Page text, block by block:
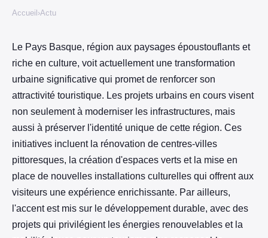
Accueil ›Actu
Le Pays Basque, région aux paysages époustouflants et
riche en culture, voit actuellement une transformation
urbaine significative qui promet de renforcer son
attractivité touristique. Les projets urbains en cours visent
non seulement à moderniser les infrastructures, mais
aussi à préserver l'identité unique de cette région. Ces
initiatives incluent la rénovation de centres-villes
pittoresques, la création d'espaces verts et la mise en
place de nouvelles installations culturelles qui offrent aux
visiteurs une expérience enrichissante. Par ailleurs,
l'accent est mis sur le développement durable, avec des
projets qui privilégient les énergies renouvelables et la